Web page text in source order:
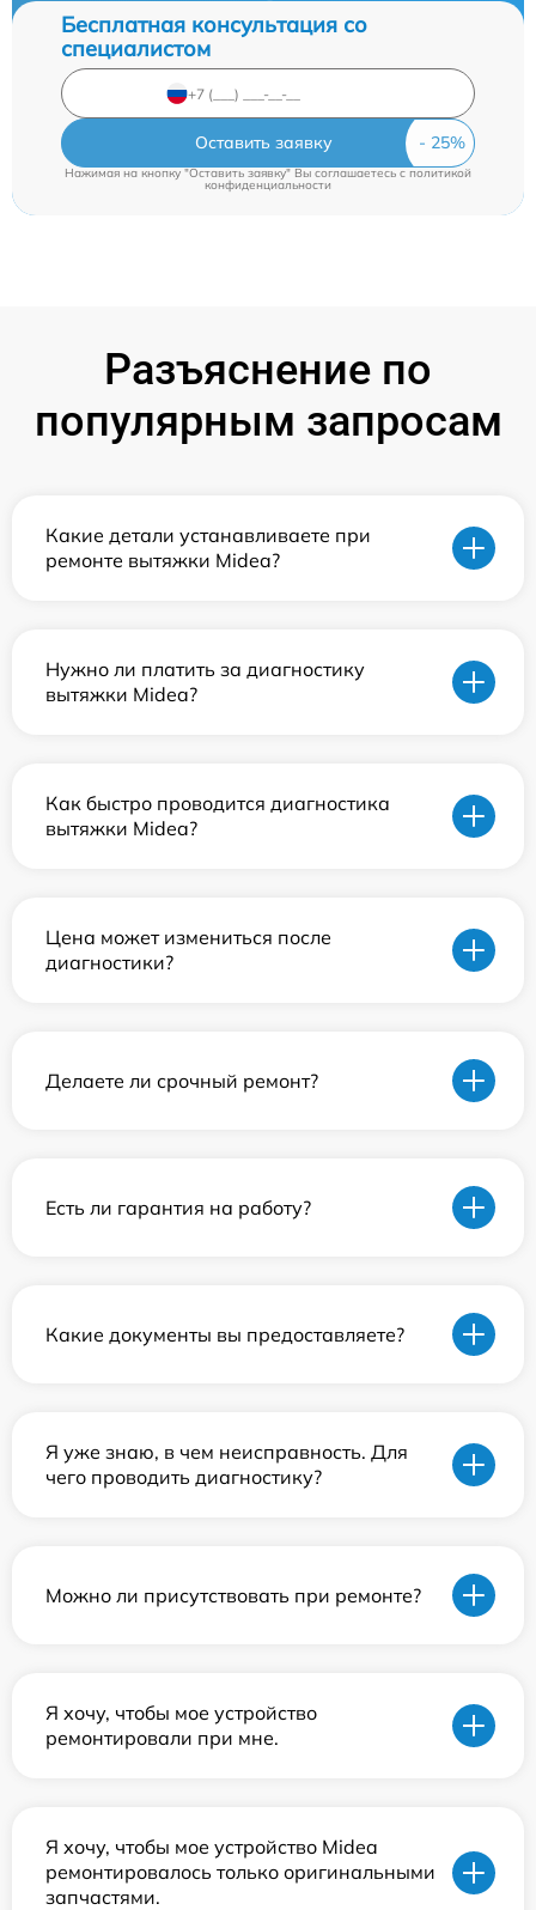
Бесплатная консультация со
специалистом
Оставить заявку
Нажимая на кнопку "Оставить заявку" Вы соглашаетесь cполитикой
конфиденциальности
Разъяснение по
популярным запросам
Какие детали устанавливаете при
ремонте вытяжки Midea?
Нужно ли платить за диагностику
вытяжки Midea?
Как быстро проводится диагностика
вытяжки Midea?
Цена может измениться после
диагностики?
Делаете ли срочный ремонт?
Есть ли гарантия на работу?
Какие документы вы предоставляете?
Я уже знаю, в чем неисправность. Для
чего проводить диагностику?
Можно ли присутствовать при ремонте?
Я хочу, чтобы мое устройство
ремонтировали при мне.
Я хочу, чтобы мое устройство Midea
ремонтировалось только оригинальными
запчастями.